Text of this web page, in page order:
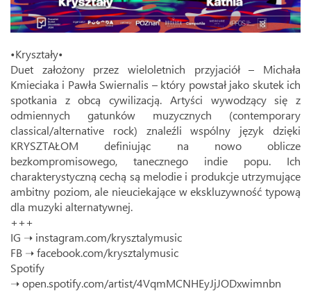
•Kryształy•
Duet założony przez wieloletnich przyjaciół – Michała
Kmieciaka i Pawła Swiernalis – który powstał jako skutek ich
spotkania z obcą cywilizacją. Artyści wywodzący się z
odmiennych gatunków muzycznych (contemporary
classical/alternative rock) znaleźli wspólny język dzięki
KRYSZTAŁOM definiując na nowo oblicze
bezkompromisowego, tanecznego indie popu. Ich
charakterystyczną cechą są melodie i produkcje utrzymujące
ambitny poziom, ale nieuciekające w ekskluzywność typową
dla muzyki alternatywnej.
+++
IG ➝ instagram.com/krysztalymusic
FB ➝facebook.com/krysztalymusic
Spotify
➝open.spotify.com/artist/4VqmMCNHEyJjJODxwimnbn